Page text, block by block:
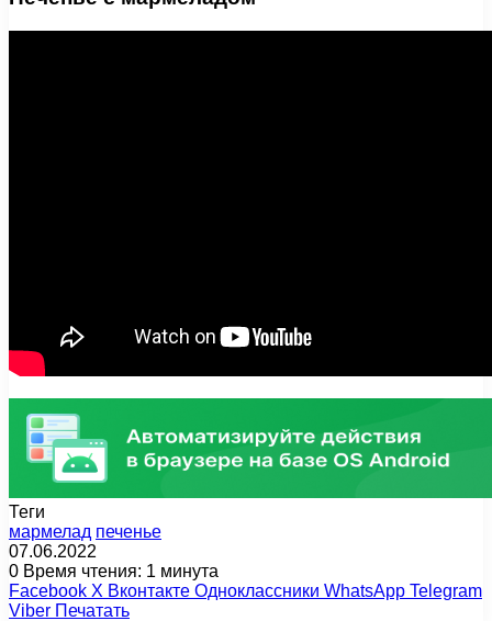
Теги
мармелад печенье
07.06.2022
0 Время чтения: 1 минута
Facebook X Вконтакте Одноклассники WhatsApp Telegram
Viber Печатать